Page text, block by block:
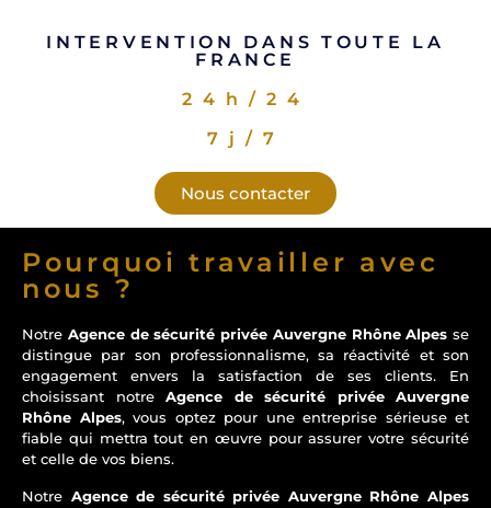
INTERVENTION DANS TOUTE LA
FRANCE
24h/24
7j/7
Nous contacter
Pourquoi travailler avec
nous ?
Notre Agence de sécurité privée Auvergne Rhône Alpes se
distingue par son professionnalisme, sa réactivité et son
engagement envers la satisfaction de ses clients. En
choisissant notre Agence de sécurité privée Auvergne
Rhône Alpes, vous optez pour une entreprise sérieuse et
fiable qui mettra tout en œuvre pour assurer votre sécurité
et celle de vos biens.
Notre Agence de sécurité privée Auvergne Rhône Alpes